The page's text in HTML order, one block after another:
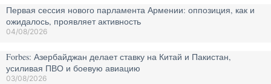
Первая сессия нового парламента Армении: оппозиция, как и
ожидалось, проявляет активность
04/08/2026
Forbes: Азербайджан делает ставку на Китай и Пакистан,
усиливая ПВО и боевую авиацию
03/08/2026